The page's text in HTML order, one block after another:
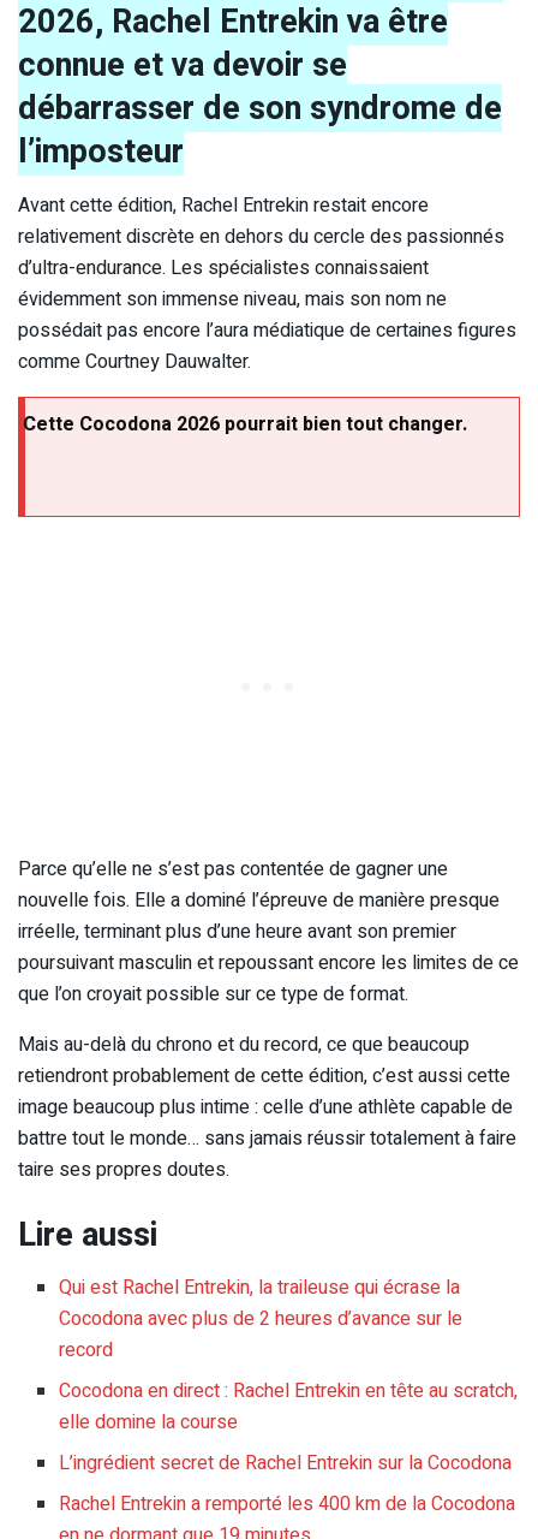
2026, Rachel Entrekin va être
connue et va devoir se
débarrasser de son syndrome de
l’imposteur
Avant cette édition, Rachel Entrekin restait encore
relativement discrète en dehors du cercle des passionnés
d’ultra-endurance. Les spécialistes connaissaient
évidemment son immense niveau, mais son nom ne
possédait pas encore l’aura médiatique de certaines figures
comme Courtney Dauwalter.
Cette Cocodona 2026 pourrait bien tout changer.
Parce qu’elle ne s’est pas contentée de gagner une
nouvelle fois. Elle a dominé l’épreuve de manière presque
irréelle, terminant plus d’une heure avant son premier
poursuivant masculin et repoussant encore les limites de ce
que l’on croyait possible sur ce type de format.
Mais au-delà du chrono et du record, ce que beaucoup
retiendront probablement de cette édition, c’est aussi cette
image beaucoup plus intime : celle d’une athlète capable de
battre tout le monde… sans jamais réussir totalement à faire
taire ses propres doutes.
Lire aussi
Qui est Rachel Entrekin, la traileuse qui écrase la
Cocodona avec plus de 2 heures d’avance sur le
record
Cocodona en direct : Rachel Entrekin en tête au scratch,
elle domine la course
L’ingrédient secret de Rachel Entrekin sur la Cocodona
Rachel Entrekin a remporté les 400 km de la Cocodona